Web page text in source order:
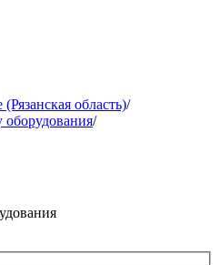
область)/
оборудования/